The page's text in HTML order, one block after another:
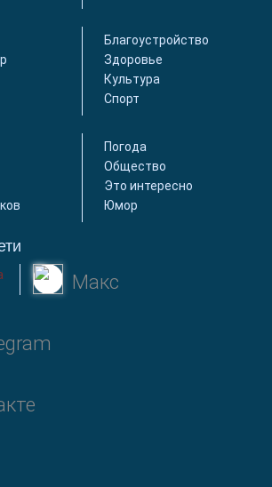
Благоустройство
Здоровье
Культура
Спорт
Погода
Общество
Это интересно
Юмор
Макс